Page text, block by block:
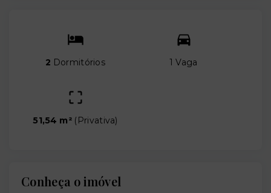
2 Dormitórios 1 Vaga
51,54 m² ( Privativa)
Conheça o imóvel